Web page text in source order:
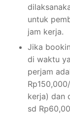
untuk
jam kerja.
Jika
di waktu
perjam
kerja) dan
sd